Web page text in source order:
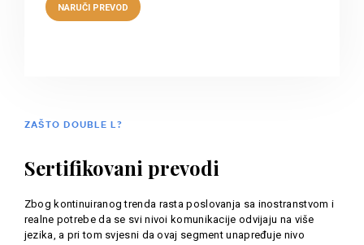
ZAŠTO DOUBLE L?
Sertifikovani prevodi
Zbog kontinuiranog trenda rasta poslovanja sa inostranstvom i
realne potrebe da se svi nivoi komunikacije odvijaju na više
jezika, a pri tom svjesni da ovaj segment unapređuje nivo